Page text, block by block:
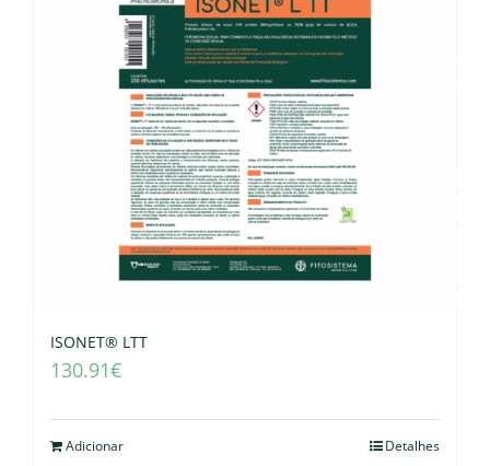
ISONET® LTT
130.91€
Adicionar Detalhes